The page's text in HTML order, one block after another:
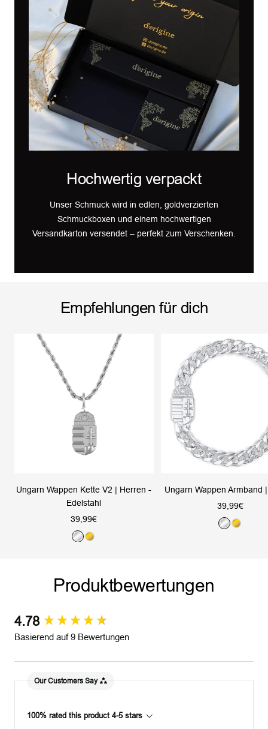
Hochwertig verpackt
Unser Schmuck wird in edlen, goldverzierten
Schmuckboxen und einem hochwertigen
Versandkarton versendet – perfekt zum Verschenken.
Empfehlungen für dich
Ungarn Wappen Kette V2 | Herren -
Edelstahl
Angebotspreis
39,99€
S
b
G
d
Ungarn Wappen Armband
39,99€
S
G
Produktbewertungen
4.78
Basierend auf 9 Bewertungen
Our Customers Say
100% rated this product 4-5 stars
New content loaded